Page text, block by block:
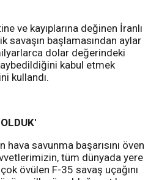
ve kayıplarına değinen İranlı
savaşın başlamasından aylar
dolar değerindeki
kabul etmek
kullandı.
hava savunma başarısını öven
tüm dünyada yere
övülen F-35 savaş uçağını